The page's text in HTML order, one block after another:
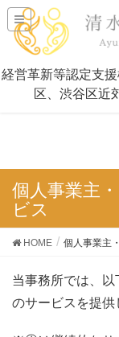
個人事業主
ビス
HOME 個人事業主
当事務所では、
のサービスを提供